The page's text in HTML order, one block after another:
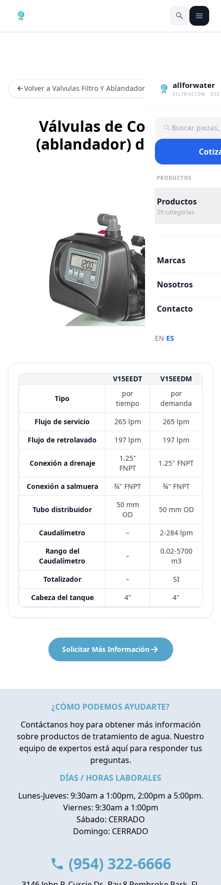
allforwater
FILTRACIÓN ·
Buscar
PRODUCTOS
Productos
29 categorías
Marcas
Nosotros
Contacto
EN·ES
Volver a Valvulas Filtro Y Ablandador
Válvulas de Control
(ablandador) de 1.5”
V15EEDT V15EEDM
Tipo
por
tiempo
por
demanda
Flujo de servicio
265 lpm
265 lpm
Flujo de retrolavado
197 lpm 197 lpm
Conexión a drenaje
1.25"
FNPT
1.25" FNPT
Conexión a salmuera ¾" FNPT ¾" FNPT
Tubo distribuidor
50 mm
OD
50 mm OD
Caudalímetro –
2-284 lpm
Rango del
Caudalímetro
–
0.02-5700
m3
Totalizador
–
SI
Cabeza del tanque
4" 4"
Solicitar Más Información
¿CÓMO PODEMOS AYUDARTE?
Contáctanos hoy para obtener más información
sobre productos de tratamiento de agua. Nuestro
equipo de expertos está aquí para responder tus
preguntas.
DÍAS / HORAS LABORALES
Lunes-Jueves: 9:30am a 1:00pm, 2:00pm a 5:00pm.
Viernes: 9:30am a 1:00pm
Sábado: CERRADO
Domingo: CERRADO
(954) 322-6666